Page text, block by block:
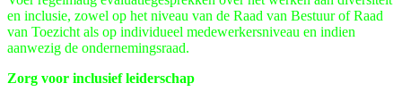
en inclusie, zowel op het niveau van de Raad van Bestuur of Raad
van Toezicht als op individueel medewerkersniveau en indien
aanwezig de ondernemingsraad.
Zorg voor inclusief leiderschap